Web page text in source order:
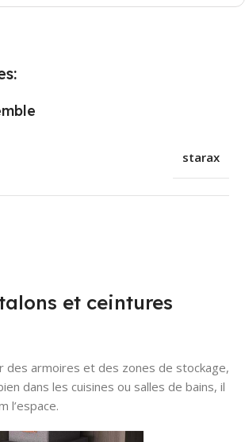
et ceintures
des armoires et des zones de stockage,
dans les cuisines ou salles de bains, il
l’espace.
starax